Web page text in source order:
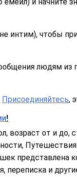
интим), чтобы
людям из
Присоединяйтесь,
!
возраст от и до,
представлена
переписка и